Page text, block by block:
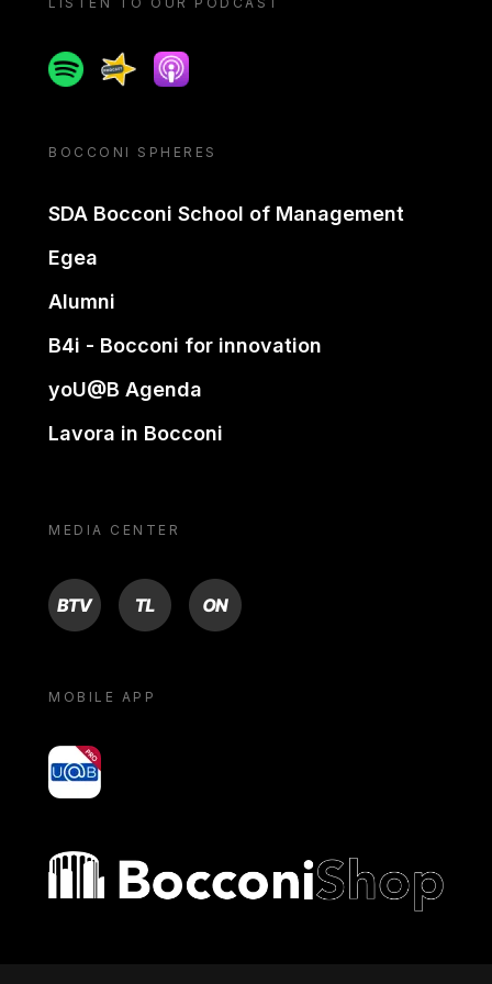
SpotifySpreakerApple podcast
BOCCONI SPHERES
SDA Bocconi School of Management
Egea
Alumni
B4i - Bocconi for innovation
yoU@B Agenda
Lavora in Bocconi
MEDIA CENTER
BTV TL ON
MOBILE APP
yoU@B
Bocconi shop